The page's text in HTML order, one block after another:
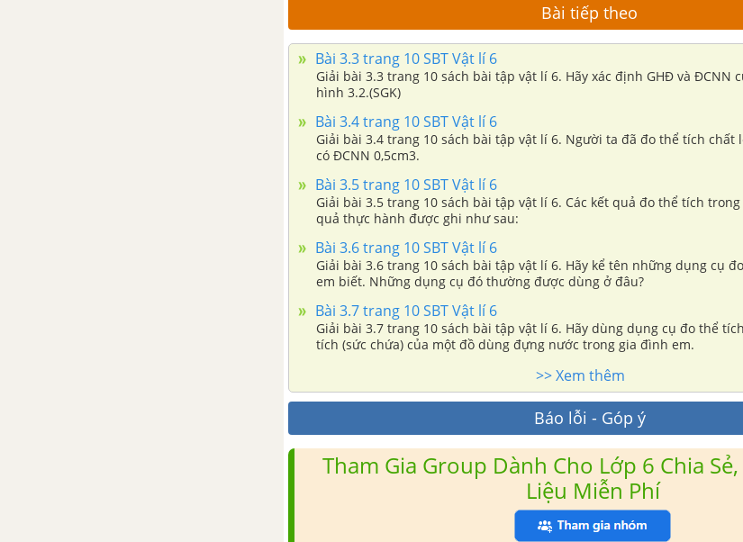
Bài tiếp theo
Bài 3.3 trang 10 SBT Vật lí 6
Giải bài 3.3 trang 10 sách bài tập vật lí 6. Hãy xác định GHĐ và ĐCNN
hình 3.2.(SGK)
Bài 3.4 trang 10 SBT Vật lí 6
Giải bài 3.4 trang 10 sách bài tập vật lí 6. Người ta đã đo thể tích chất
có ĐCNN 0,5cm3.
Bài 3.5 trang 10 SBT Vật lí 6
Giải bài 3.5 trang 10 sách bài tập vật lí 6. Các kết quả đo thể tích
quả thực hành được ghi như sau:
Bài 3.6 trang 10 SBT Vật lí 6
Giải bài 3.6 trang 10 sách bài tập vật lí 6. Hãy kể tên những dụng cụ
em biết. Những dụng cụ đó thường được dùng ở đâu?
Bài 3.7 trang 10 SBT Vật lí 6
Giải bài 3.7 trang 10 sách bài tập vật lí 6. Hãy dùng dụng cụ đo thể
tích (sức chứa) của một đồ dùng đựng nước trong gia đình em.
>> Xem thêm
Báo lỗi - Góp ý
Tham Gia Group Dành Cho Lớp 6 Chia
Liệu Miễn Phí